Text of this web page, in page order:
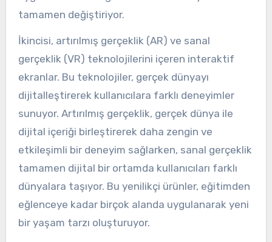
tamamen değiştiriyor.
İkincisi, artırılmış gerçeklik (AR) ve sanal
gerçeklik (VR) teknolojilerini içeren interaktif
ekranlar. Bu teknolojiler, gerçek dünyayı
dijitalleştirerek kullanıcılara farklı deneyimler
sunuyor. Artırılmış gerçeklik, gerçek dünya ile
dijital içeriği birleştirerek daha zengin ve
etkileşimli bir deneyim sağlarken, sanal gerçeklik
tamamen dijital bir ortamda kullanıcıları farklı
dünyalara taşıyor. Bu yenilikçi ürünler, eğitimden
eğlenceye kadar birçok alanda uygulanarak yeni
bir yaşam tarzı oluşturuyor.